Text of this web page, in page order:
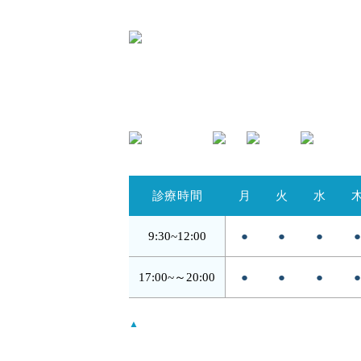
診療時間 月 火 水
9:30~12:00 ● ● ● ●
17:00~～ 20:00 ● ● ● ●
▲